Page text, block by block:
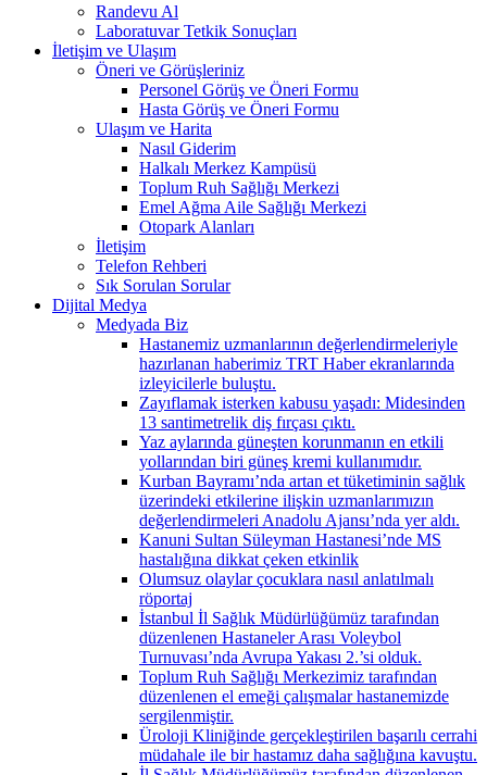
Randevu Al
Laboratuvar Tetkik Sonuçları
İletişim ve Ulaşım
Öneri ve Görüşleriniz
Personel Görüş ve Öneri Formu
Hasta Görüş ve Öneri Formu
Ulaşım ve Harita
Nasıl Giderim
Halkalı Merkez Kampüsü
Toplum Ruh Sağlığı Merkezi
Emel Ağma Aile Sağlığı Merkezi
Otopark Alanları
İletişim
Telefon Rehberi
Sık Sorulan Sorular
Dijital Medya
Medyada Biz
Hastanemiz uzmanlarının değerlendirmeleriyle
hazırlanan haberimiz TRT Haber ekranlarında
izleyicilerle buluştu.
Zayıflamak isterken kabusu yaşadı: Midesinden
13 santimetrelik diş fırçası çıktı.
Yaz aylarında güneşten korunmanın en etkili
yollarından biri güneş kremi kullanımıdır.
Kurban Bayramı’nda artan et tüketiminin sağlık
üzerindeki etkilerine ilişkin uzmanlarımızın
değerlendirmeleri Anadolu Ajansı’nda yer aldı.
Kanuni Sultan Süleyman Hastanesi’nde MS
hastalığına dikkat çeken etkinlik
Olumsuz olaylar çocuklara nasıl anlatılmalı
röportaj
İstanbul İl Sağlık Müdürlüğümüz tarafından
düzenlenen Hastaneler Arası Voleybol
Turnuvası’nda Avrupa Yakası 2.’si olduk.
Toplum Ruh Sağlığı Merkezimiz tarafından
düzenlenen el emeği çalışmalar hastanemizde
sergilenmiştir.
Üroloji Kliniğinde gerçekleştirilen başarılı cerrahi
müdahale ile bir hastamız daha sağlığına kavuştu.